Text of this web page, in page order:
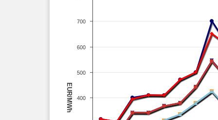
EUR/MWh 400
500
600
700